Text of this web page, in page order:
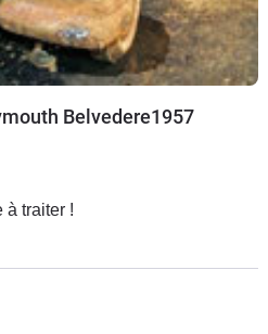
Belvedere1957
à traiter !